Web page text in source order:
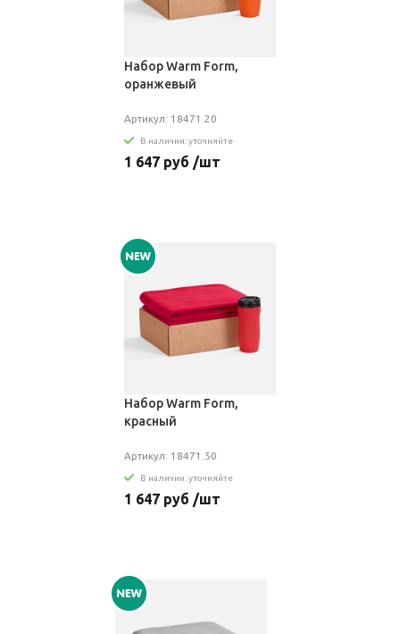
Набор Warm Form,
оранжевый
Артикул: 18471.20
В наличии: уточняйте
1 647 руб /шт
Набор Warm Form,
красный
Артикул: 18471.50
В наличии: уточняйте
1 647 руб /шт